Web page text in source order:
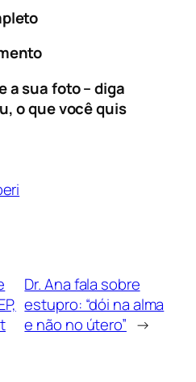
a sua foto – diga
o que você quis
Dr. Ana fala sobre
estupro: “dói na alma
e não no útero” →